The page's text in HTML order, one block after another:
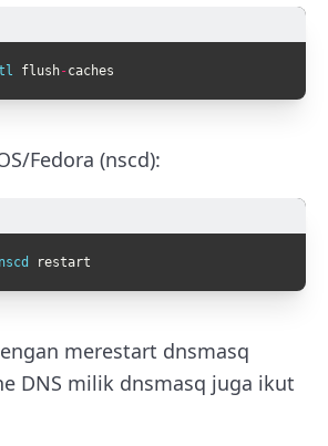
flush-caches
Fedora (nscd):
nscd restart
merestart dnsmasq
DNS milik dnsmasq juga ikut